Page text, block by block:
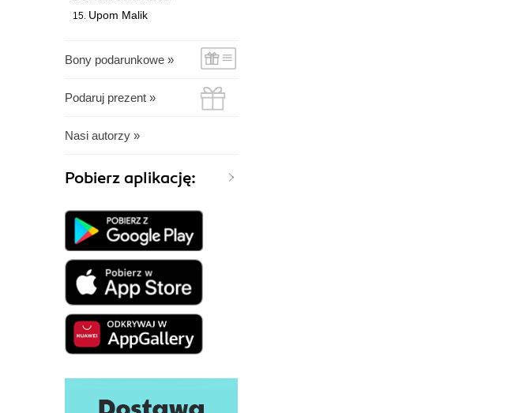
Upom Malik
Bony podarunkowe »
Podaruj prezent »
Nasi autorzy »
Pobierz aplikację: